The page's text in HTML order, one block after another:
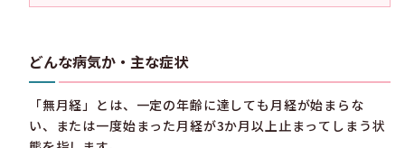
どんな病気か・主な症状
「無月経」とは、一定の年齢に達しても月経が始まらな
い、または一度始まった月経が3か月以上止まってしまう状